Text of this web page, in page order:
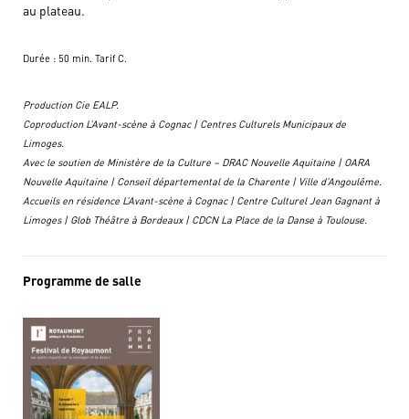
au plateau.
Durée : 50 min. Tarif C.
Production Cie EALP.
Coproduction L’Avant-scène à Cognac | Centres Culturels Municipaux de
Limoges.
Avec le soutien de Ministère de la Culture – DRAC Nouvelle Aquitaine | OARA
Nouvelle Aquitaine | Conseil départemental de la Charente | Ville d’Angoulême.
Accueils en résidence L’Avant-scène à Cognac | Centre Culturel Jean Gagnant à
Limoges | Glob Théâtre à Bordeaux | CDCN La Place de la Danse à Toulouse.
Programme de salle